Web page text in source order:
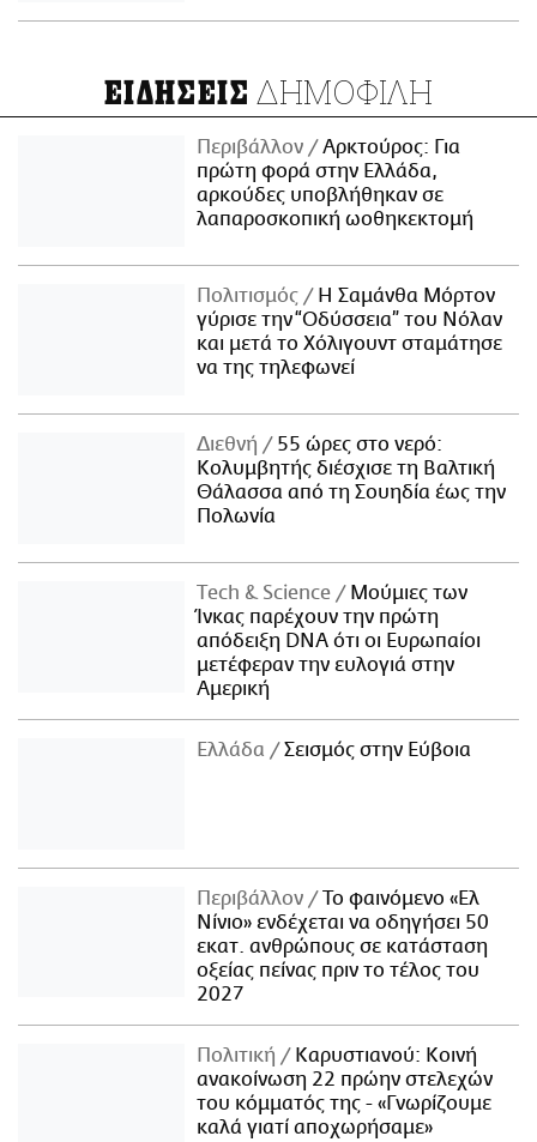
ΕΙΔΗΣΕΙΣ ΔΗΜΟΦΙΛΗ
Περιβάλλον
Αρκτούρος: Για
πρώτη φορά στην Ελλάδα,
αρκούδες υποβλήθηκαν σε
λαπαροσκοπική ωοθηκεκτομή
Πολιτισμός
Η Σαμάνθα Μόρτον
γύρισε την “Οδύσσεια” του Νόλαν
και μετά το Χόλιγουντ σταμάτησε
να της τηλεφωνεί
Διεθνή
55 ώρες στο νερό:
Κολυμβητής διέσχισε τη Βαλτική
Θάλασσα από τη Σουηδία έως την
Πολωνία
Τech & Science
Μούμιες των
Ίνκας παρέχουν την πρώτη
απόδειξη DNA ότι οι Ευρωπαίοι
μετέφεραν την ευλογιά στην
Αμερική
Ελλάδα Σεισμός στην Εύβοια
Περιβάλλον
Το φαινόμενο «Ελ
Νίνιο» ενδέχεται να οδηγήσει 50
εκατ. ανθρώπους σε κατάσταση
οξείας πείνας πριν το τέλος του
2027
Πολιτική
Καρυστιανού: Κοινή
ανακοίνωση 22 πρώην στελεχών
του κόμματός της - «Γνωρίζουμε
καλά γιατί αποχωρήσαμε»